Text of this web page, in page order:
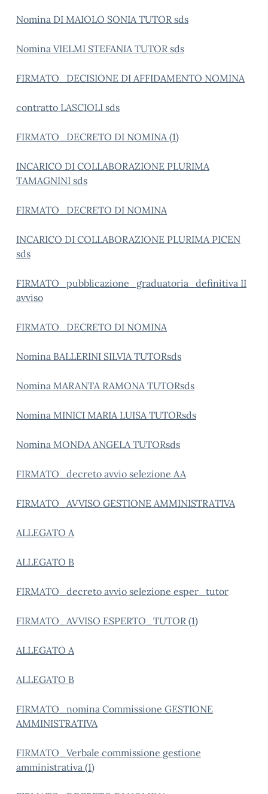
Nomina DI MAIOLO SONIA TUTOR sds
Nomina VIELMI STEFANIA TUTOR sds
FIRMATO_DECISIONE DI AFFIDAMENTO NOMINA
contratto LASCIOLI sds
FIRMATO_DECRETO DI NOMINA (1)
INCARICO DI COLLABORAZIONE PLURIMA
TAMAGNINI sds
FIRMATO_DECRETO DI NOMINA
INCARICO DI COLLABORAZIONE PLURIMA PICEN
sds
FIRMATO_pubblicazione_graduatoria_definitiva II
avviso
FIRMATO_DECRETO DI NOMINA
Nomina BALLERINI SILVIA TUTORsds
Nomina MARANTA RAMONA TUTORsds
Nomina MINICI MARIA LUISA TUTORsds
Nomina MONDA ANGELA TUTORsds
FIRMATO_decreto avvio selezione AA
FIRMATO_AVVISO GESTIONE AMMINISTRATIVA
ALLEGATO A
ALLEGATO B
FIRMATO_decreto avvio selezione esper_tutor
FIRMATO_AVVISO ESPERTO_TUTOR (1)
ALLEGATO A
ALLEGATO B
FIRMATO_nomina Commissione GESTIONE
AMMINISTRATIVA
FIRMATO_Verbale commissione gestione
amministrativa (1)